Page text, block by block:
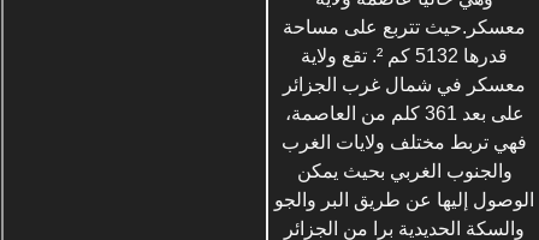
معسكر.حيث تتربع على مساحة
قدرها 5132 كم ². تقع ولاية
معسكر في شمال غرب الجزائر
على بعد 361 كلم من العاصمة،
فهي تربط مختلف ولايات الغرب
والجنوب الغربي بحيث يمكن
الوصول إليها عن طريق البر والجو
والسكة الحديدية برا من الجزائر